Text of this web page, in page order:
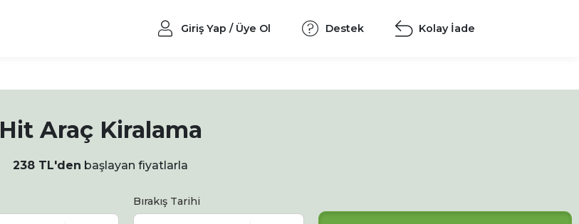
Giriş Yap / Üye Ol Destek Kolay İade
Hit Araç Kiralama
238 TL'den başlayan fiyatlarla
Bırakış Tarihi